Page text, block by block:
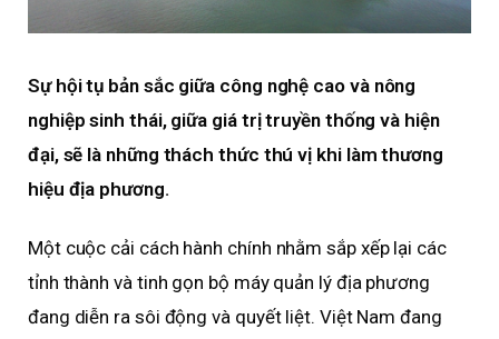
Sự hội tụ bản sắc giữa công nghệ cao và nông
nghiệp sinh thái, giữa giá trị truyền thống và hiện
đại, sẽ là những thách thức thú vị khi làm thương
hiệu địa phương.
Một cuộc cải cách hành chính nhằm sắp xếp lại các
tỉnh thành và tinh gọn bộ máy quản lý địa phương
đang diễn ra sôi động và quyết liệt. Việt Nam đang